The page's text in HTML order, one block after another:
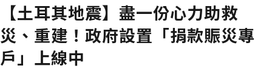
【土耳其地震】盡一份心力助救
災、重建！政府設置「捐款賑災專
戶」上線中